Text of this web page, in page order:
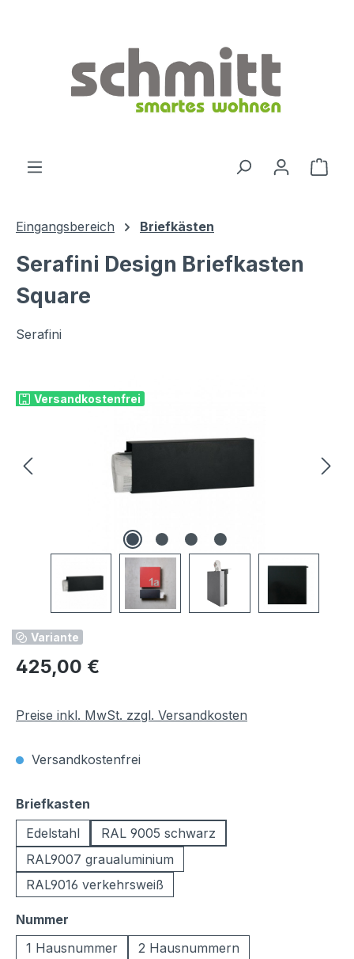
Eingangsbereich Briefkästen
Serafini Design Briefkasten
Square
Serafini
Versandkostenfrei
Variante
Regulärer Preis:
425,00 €
Preise inkl. MwSt. zzgl. Versandkosten
Versandkostenfrei
Briefkasten
Edelstahl
RAL 9005 schwarz
RAL9007 graualuminium
RAL9016 verkehrsweiß
Nummer
1 Hausnummer
2 Hausnummern